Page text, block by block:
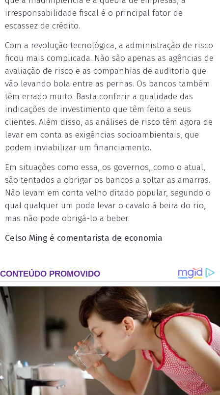
irresponsabilidade fiscal é o principal fator de
escassez de crédito.
Com a revolução tecnológica, a administração de risco
ficou mais complicada. Não são apenas as agências de
avaliação de risco e as companhias de auditoria que
vão levando bola entre as pernas. Os bancos também
têm errado muito. Basta conferir a qualidade das
indicações de investimento que têm feito a seus
clientes. Além disso, as análises de risco têm agora de
levar em conta as exigências socioambientais, que
podem inviabilizar um financiamento.
Em situações como essa, os governos, como o atual,
são tentados a obrigar os bancos a soltar as amarras.
Não levam em conta velho ditado popular, segundo o
qual qualquer um pode levar o cavalo à beira do rio,
mas não pode obrigá-lo a beber.
Celso Ming é comentarista de economia